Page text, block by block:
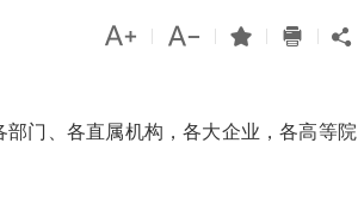
    
门、各直属机构，各大企业，各高等院